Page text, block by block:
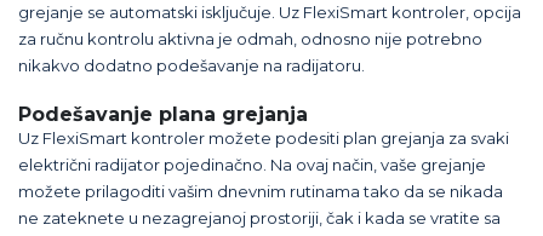
grejanje se automatski isključuje. Uz FlexiSmart kontroler, opcija
za ručnu kontrolu aktivna je odmah, odnosno nije potrebno
nikakvo dodatno podešavanje na radijatoru.
Podešavanje plana grejanja
Uz FlexiSmart kontroler možete podesiti plan grejanja za svaki
električni radijator pojedinačno. Na ovaj način, vaše grejanje
možete prilagoditi vašim dnevnim rutinama tako da se nikada
ne zateknete u nezagrejanoj prostoriji, čak i kada se vratite sa